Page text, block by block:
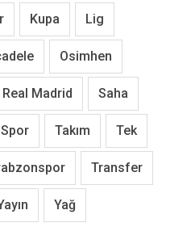
Kupa Lig
Osimhen
Real Madrid Saha
Spor Takım Tek
Transfer
Yağ